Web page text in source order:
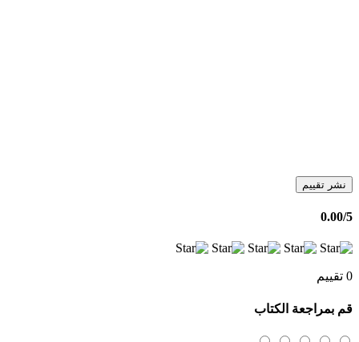
نشر تقييم
0.00/5
0 تقييم
قم بمراجعة الكتاب